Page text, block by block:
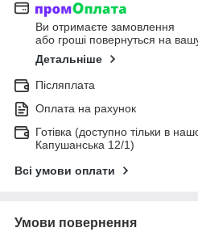
Ви отримаєте замовлення
або гроші повернуться на
Детальніше
Післяплата
Оплата на рахунок
Готівка (доступно тільки в
Капушанська 12/1)
Всі умови оплати
Умови повернення